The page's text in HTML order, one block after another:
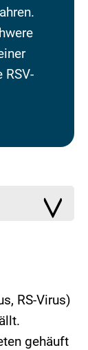
RS-Virus)
gehäuft